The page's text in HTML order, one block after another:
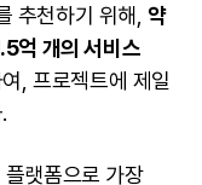
추천하기 위해,약
억 개의 서비스
, 프로젝트에 제일
플랫폼으로 가장